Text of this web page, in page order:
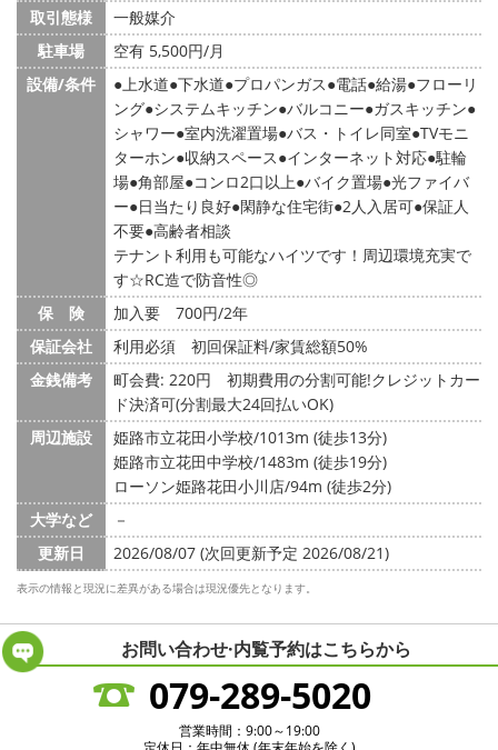
取引態様
一般媒介
駐車場
空有 5,500円/月
設備/条件
上水道 下水道 プロパンガス 電話 給湯 フローリ
ング システムキッチン バルコニー ガスキッチン
シャワー 室内洗濯置場 バス・トイレ同室 TVモニ
ターホン 収納スペース インターネット対応 駐輪
場 角部屋 コンロ2口以上 バイク置場 光ファイバ
ー 日当たり良好 閑静な住宅街 2人入居可 保証人
不要 高齢者相談
テナント利用も可能なハイツです！周辺環境充実で
す☆RC造で防音性◎
保 険
加入要 700円/2年
保証会社
利用必須 初回保証料/家賃総額50%
金銭備考
町会費: 220円
初期費用の分割可能!クレジットカー
ド決済可(分割最大24回払いOK)
周辺施設
姫路市立花田小学校/1013m (徒歩13分)
姫路市立花田中学校/1483m (徒歩19分)
ローソン姫路花田小川店/94m (徒歩2分)
大学など
－
更新日
2026/08/07 (次回更新予定 2026/08/21)
表示の情報と現況に差異がある場合は現況優先となります。
お問い合わせ·内覧予約はこちらから
079-289-5020
営業時間：9:00～19:00